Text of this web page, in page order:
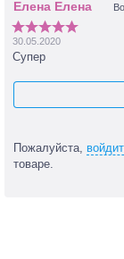
30.05.2020
Супер
Пожалуйста,
товаре.